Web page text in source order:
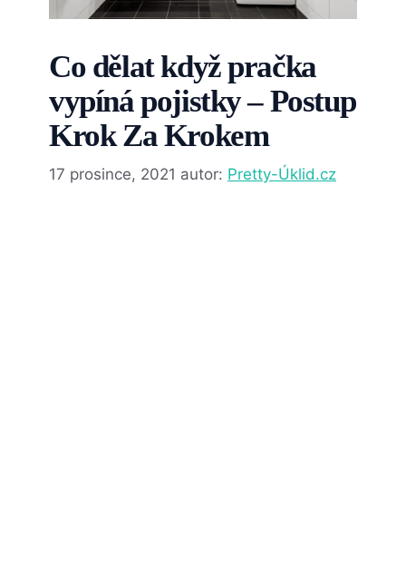
Co dělat když pračka
vypíná pojistky – Postup
Krok Za Krokem
17 prosince, 2021 autor: Pretty-Úklid.cz